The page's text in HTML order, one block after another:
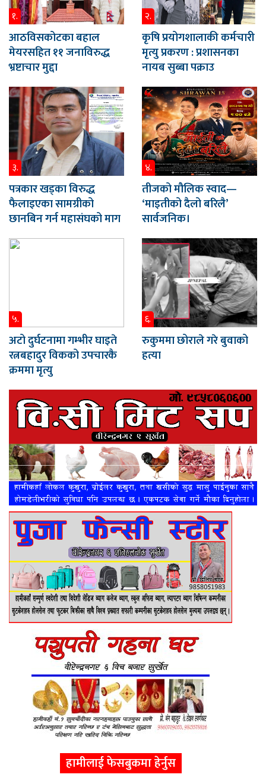
१.
आठविसकोटका बहाल
मेयरसहित ११ जनाविरुद्ध
भ्रष्टाचार मुद्दा
२.
कृषि प्रयोगशालाकी कर्मचारी
मृत्यु प्रकरण : प्रशासनका
नायब सुब्बा पक्राउ
३.
पत्रकार खड्का विरुद्ध
फैलाइएका सामग्रीको
छानबिन गर्न महासंघको माग
४.
तीजको मौलिक स्वाद—
‘माइतीको दैलो बरिलै’
सार्वजनिक।
५.
अटो दुर्घटनामा गम्भीर घाइते
रत्नबहादुर विकको उपचारकै
क्रममा मृत्यु
६.
रुकुममा छोराले गरे बुवाको
हत्या
हामीलाई फेसबुकमा हेर्नुस